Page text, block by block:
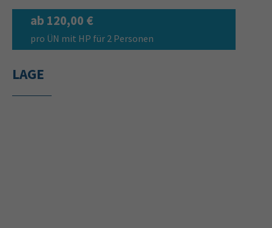
ab 120,00 €
pro ÜN mit HP für 2 Personen
LAGE